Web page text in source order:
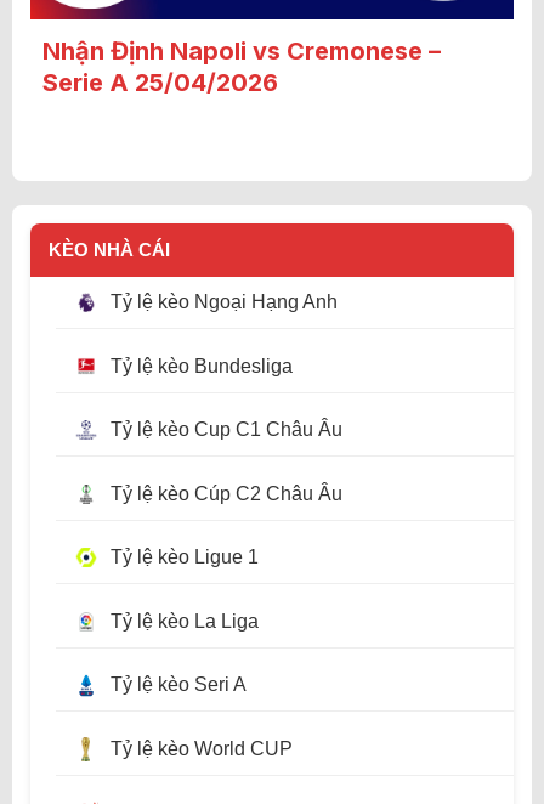
Nhận Định Napoli vs Cremonese –
Serie A 25/04/2026
KÈO NHÀ CÁI
Tỷ lệ kèo Ngoại Hạng Anh
Tỷ lệ kèo Bundesliga
Tỷ lệ kèo Cup C1 Châu Âu
Tỷ lệ kèo Cúp C2 Châu Âu
Tỷ lệ kèo Ligue 1
Tỷ lệ kèo La Liga
Tỷ lệ kèo Seri A
Tỷ lệ kèo World CUP